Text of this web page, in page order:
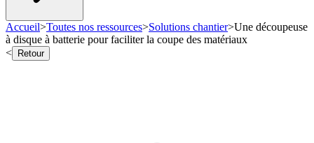
Accueil>Toutes nos ressources>Solutions chantier>Une découpeuse
à disque à batterie pour faciliter la coupe des matériaux
<
Retour